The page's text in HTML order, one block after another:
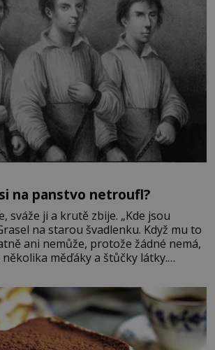
na panstvo netroufl?
sváže ji a krutě zbije. „Kde jsou
na starou švadlenku. Když mu to
ani nemůže, protože žádné nemá,
měďáky a štůčky látky.
hrůzu ještě dlouho po jeho smrti